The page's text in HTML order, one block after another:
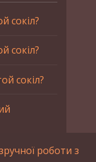
сокіл?
сокіл?
сокіл?
роботи з